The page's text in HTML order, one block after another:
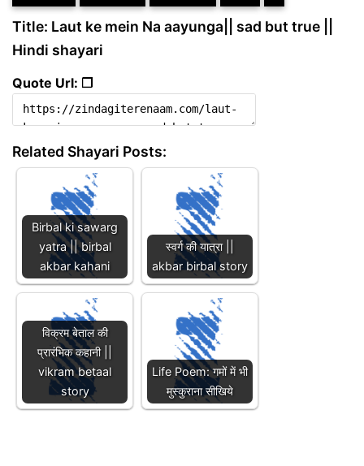
Title: Laut ke mein Na aayunga|| sad but true ||
Hindi shayari
Quote Url: ❐
Related Shayari Posts:
Birbal ki sawarg
yatra || birbal
akbar kahani
स्वर्ग की यात्रा ||
akbar birbal story
विक्रम बेताल की
प्रारंभिक कहानी ||
vikram betaal
story
Life Poem: गमों में भी
मुस्कुराना सीखिये